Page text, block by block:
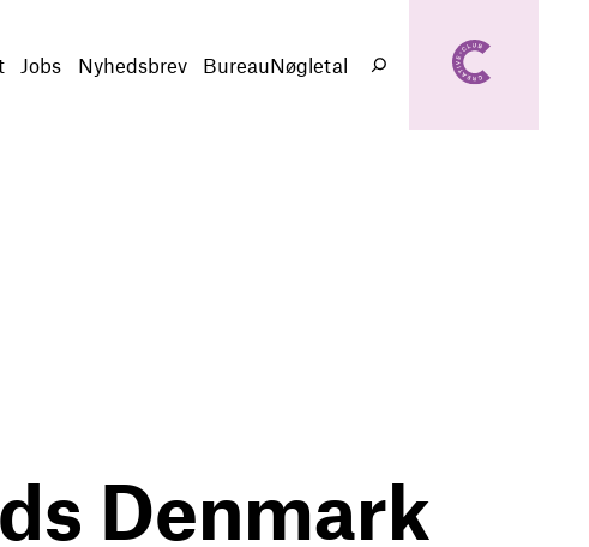
Jobs Nyhedsbrev BureauNøgletal
Søg
Denmark